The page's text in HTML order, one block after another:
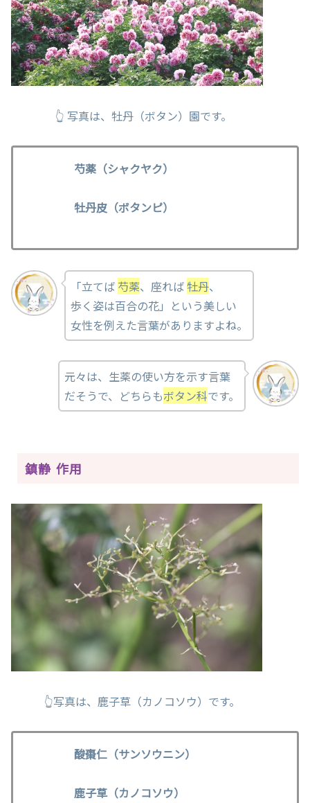
👆 写真は、牡丹（ボタン）園です。
芍薬（シャクヤク）
牡丹皮（ボタンピ）
「立てば 芍薬、座れば牡丹、
歩く姿は百合の花」という美しい
女性を例えた言葉がありますよね。
元々は、生薬の使い方を示す言葉
だそうで、どちらもボタン科です。
鎮静 作用
👆写真は、鹿子草（カノコソウ）です。
酸棗仁（サンソウニン）
鹿子草（カノコソウ）